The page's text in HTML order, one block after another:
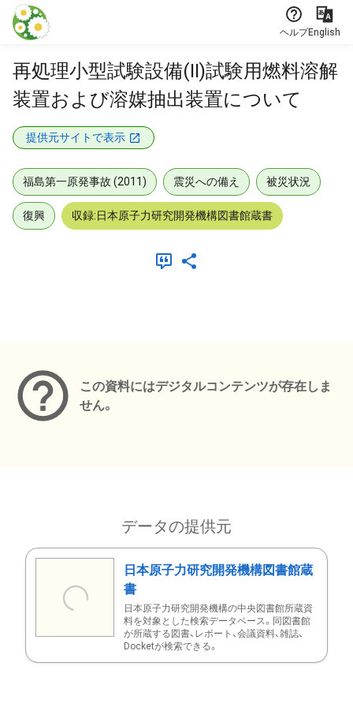
本文に飛ぶ
ヘルプEnglish
再処理小型試験設備(II)試験用燃料溶解
装置および溶媒抽出装置について
提供元サイトで表示
福島第一原発事故 (2011) 震災への備え 被災状況
復興 収録:日本原子力研究開発機構図書館蔵書
この資料にはデジタルコンテンツが存在しま
せん。
データの提供元
日本原子力研究開発機構図書館蔵
書
日本原子力研究開発機構の中央図書館所蔵資
料を対象とした検索データベース。同図書館
が所蔵する図書、レポート、会議資料、雑誌、
Docketが検索できる。